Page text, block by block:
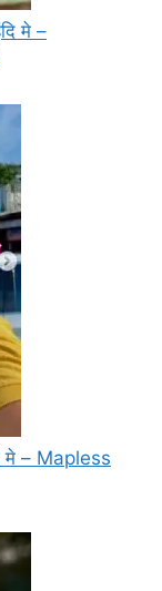
मे –
मे – Mapless